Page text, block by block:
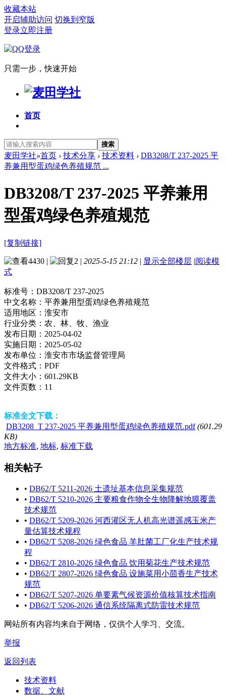
收藏本站
开启辅助访问 切换到窄版
登录立即注册
只需一步，快速开始
首页
搜索
麦田学社»首页 › 技术分享 › 技术资料 › DB3208/T 237-2025 平
养兼用型蛋鸡绿色养殖规范 ...
DB3208/T 237-2025 平养兼用
型蛋鸡绿色养殖规范
[复制链接]
4430 | 2 | 2025-5-15 21:12 | 显示全部楼层 |阅读模
式
标准号： DB3208/T 237-2025
中文名称： 平养兼用型蛋鸡绿色养殖规范
适用地区： 淮安市
行业分类： 农、林、牧、渔业
发布日期： 2025-04-02
实施日期： 2025-05-02
发布单位： 淮安市市场监督管理局
文件格式： PDF
文件大小： 601.29KB
文件页数： 11
标准全文下载：
DB3208_T 237-2025 平养兼用型蛋鸡绿色养殖规范.pdf (601.29
KB)
地方标准, 地标, 标准下载
相关帖子
• DB62/T 5211-2026 土遗址基本信息采集规范
• DB62/T 5210-2026 主要粮食作物全生物降解地膜覆盖
技术规范
• DB62/T 5209-2026 河西灌区无人机高光谱遥感玉米产
量估算技术规程
• DB62/T 5208-2026 绿色食品 羊肚菌工厂化生产技术规
程
• DB62/T 2810-2026 绿色食品 饮用菊花生产技术规范
• DB62/T 2807-2026 绿色食品 设施菜用小茴香生产技术
规范
• DB62/T 5207-2026 单要素气候资源价值核算技术指南
• DB62/T 5206-2026 通信系统隔离式防雷技术规范
网站所有内容均来自于网络，仅供个人学习、交流。
举报
返回列表
技术资料
数据、文献